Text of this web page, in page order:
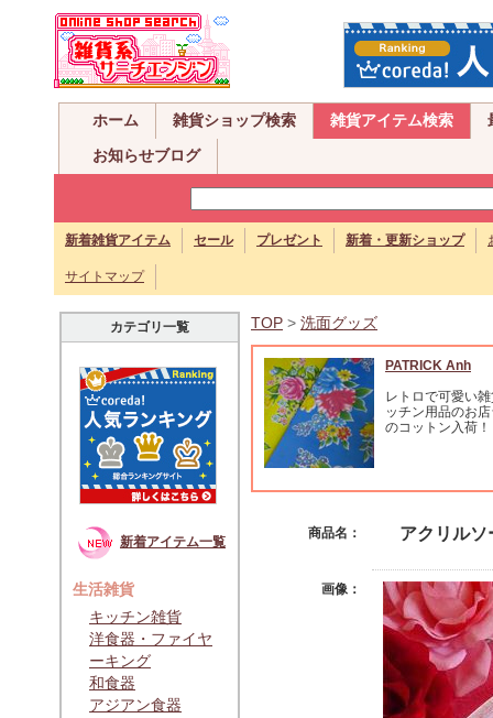
ホーム 雑貨ショップ検索 雑貨アイテム検索
お知らせブログ
新着雑貨アイテム セール プレゼント 新着・更新ショップ
サイトマップ
カテゴリ一覧
新着アイテム一覧
生活雑貨
キッチン雑貨
洋食器・ファイヤ
ーキング
和食器
アジアン食器
TOP > 洗面グッズ
PATRICK Anh
レトロで可愛い
ッチン用品のお
のコットン入荷！
商品名： アクリル
画像：